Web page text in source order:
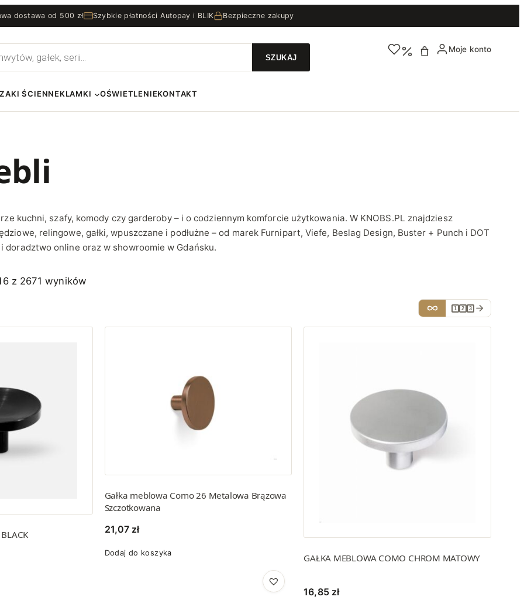
dostawa od 500 zł Szybkie płatności Autopay i BLIK Bezpieczne zakupy
Moje konto
ŚCIENNEKLAMKI OŚWIETLENIEKONTAKT
kuchni, szafy, komody czy garderoby – i o codziennym komforcie użytkowania. W KNOBS.PL znajdziesz
, relingowe, gałki, wpuszczane i podłużne – od marek Furnipart, Viefe, Beslag Design, Buster + Punch i DOT
doradztwo online oraz w showroomie w Gdańsku.
z 2671 wyników
1 2 3
Gałka meblowa Como 26 Metalowa Brązowa
Szczotkowana
21,07 zł
Dodaj do koszyka GAŁKA MEBLOWA COMO CHROM MATOWY
16,85 zł